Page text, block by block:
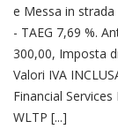
e Messa in
- TAEG 7,69 %.
300,00, Imposta
Valori IVA
Financial
WLTP [...]